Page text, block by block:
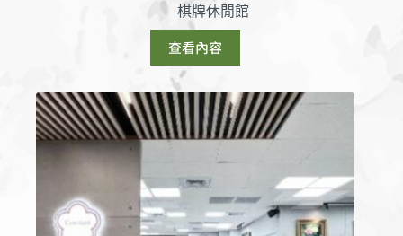
棋牌休閒館
查看內容